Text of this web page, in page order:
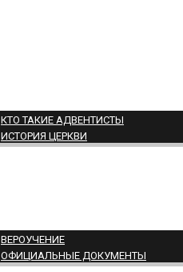
КТО ТАКИЕ АДВЕНТИСТЫ
ИСТОРИЯ ЦЕРКВИ
ВЕРОУЧЕНИЕ
ОФИЦИАЛЬНЫЕ ДОКУМЕНТЫ